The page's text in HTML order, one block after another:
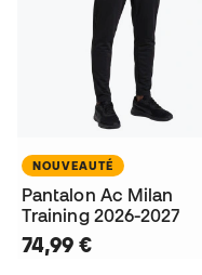
NOUVEAUTÉ
Pantalon Ac Milan
Training 2026-2027
74,99 €